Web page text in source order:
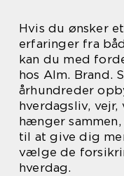
Hvis du ønsker
erfaringer fra
kan du med
hos Alm. Brand.
århundreder
hverdagsliv,
hænger
til at give dig
vælge de
hverdag.